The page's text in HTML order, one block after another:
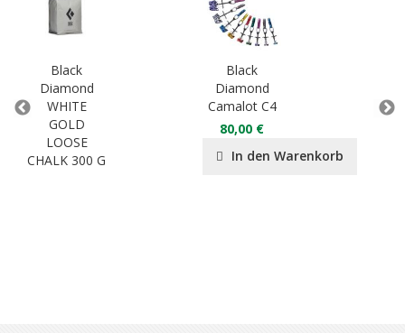
Black
Diamond
WHITE
GOLD
LOOSE
CHALK 300 G
Black
Diamond
Camalot C4
80,00 €
In den Warenkorb